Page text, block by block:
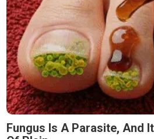
Fungus Is A Parasite, And